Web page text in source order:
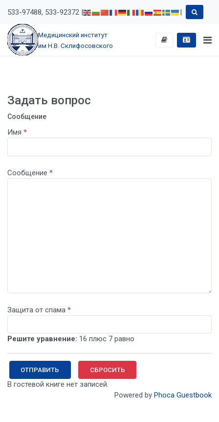
533-97488, 533-92372 | |
Медицинский институт
им Н.В. Склифосовского
Задать вопрос
Сообщение
Имя *
Сообщение *
Защита от спама *
Решите уравнение: 16 плюс 7 равно
ОТПРАВИТЬ СБРОСИТЬ
В гостевой книге нет записей.
Powered by Phoca Guestbook